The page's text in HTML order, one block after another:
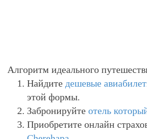
Алгоритм идеального
Найдите дешевые
этой формы.
Забронируйте отель
Приобретите онлайн